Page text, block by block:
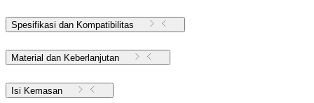
Spesifikasi dan Kompatibilitas
Material dan Keberlanjutan
Isi Kemasan